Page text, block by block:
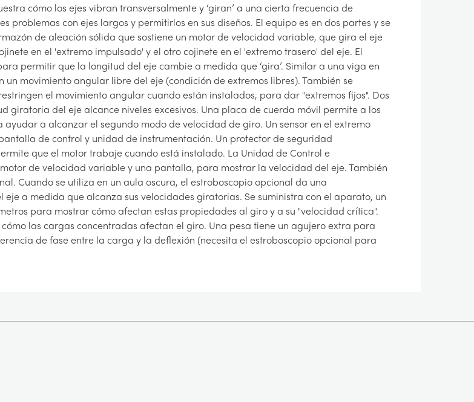
cómo los ejes vibran transversalmente y ‘giran’ a una cierta frecuencia de
problemas con ejes largos y permitirlos en sus diseños. El equipo es en dos partes y se
de aleación sólida que sostiene un motor de velocidad variable, que gira el eje
en el 'extremo impulsado' y el otro cojinete en el 'extremo trasero' del eje. El
permitir que la longitud del eje cambie a medida que ‘gira’. Similar a una viga en
movimiento angular libre del eje (condición de extremos libres). También se
el movimiento angular cuando están instalados, para dar "extremos fijos". Dos
giratoria del eje alcance niveles excesivos. Una placa de cuerda móvil permite a los
a alcanzar el segundo modo de velocidad de giro. Un sensor en el extremo
de control y unidad de instrumentación. Un protector de seguridad
que el motor trabaje cuando está instalado. La Unidad de Control e
de velocidad variable y una pantalla, para mostrar la velocidad del eje. También
Cuando se utiliza en un aula oscura, el estroboscopio opcional da una
a medida que alcanza sus velocidades giratorias. Se suministra con el aparato, un
para mostrar cómo afectan estas propiedades al giro y a su "velocidad crítica".
las cargas concentradas afectan el giro. Una pesa tiene un agujero extra para
de fase entre la carga y la deflexión (necesita el estroboscopio opcional para